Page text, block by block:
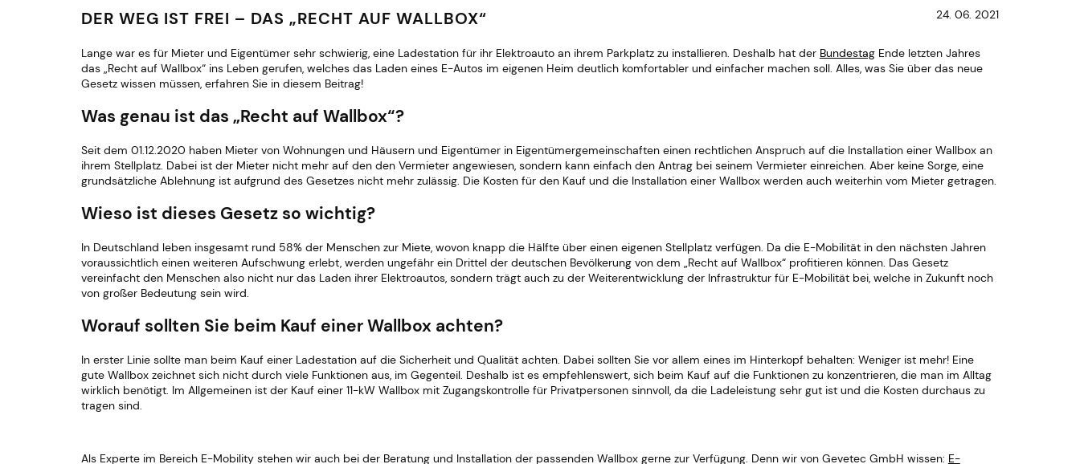
DER WEG IST FREI – DAS „RECHT AUF WALLBOX“
Lange war es für Mieter und Eigentümer sehr schwierig, eine Ladestation für ihr Elektroauto an ihrem Parkplatz zu installieren. Deshalb hat der BundestagEnde letzten Jahres
das „Recht auf Wallbox“ ins Leben gerufen, welches das Laden eines E-Autos im eigenen Heim deutlich komfortabler und einfacher machen soll. Alles, was Sie über das neue
Gesetz wissen müssen, erfahren Sie in diesem Beitrag!
Was genau ist das „Recht auf Wallbox“?
Seit dem 01.12.2020 haben Mieter von Wohnungen und Häusern und Eigentümer in Eigentümergemeinschaften einen rechtlichen Anspruch auf die Installation einer Wallbox an
ihrem Stellplatz. Dabei ist der Mieter nicht mehr auf den den Vermieter angewiesen, sondern kann einfach den Antrag bei seinem Vermieter einreichen. Aber keine Sorge, eine
grundsätzliche Ablehnung ist aufgrund des Gesetzes nicht mehr zulässig. Die Kosten für den Kauf und die Installation einer Wallbox werden auch weiterhin vom Mieter getragen.
Wieso ist dieses Gesetz so wichtig?
In Deutschland leben insgesamt rund 58% der Menschen zur Miete, wovon knapp die Hälfte über einen eigenen Stellplatz verfügen. Da die E-Mobilität in den nächsten Jahren
voraussichtlich einen weiteren Aufschwung erlebt, werden ungefähr ein Drittel der deutschen Bevölkerung von dem „Recht auf Wallbox“ profitieren können. Das Gesetz
vereinfacht den Menschen also nicht nur das Laden ihrer Elektroautos, sondern trägt auch zu der Weiterentwicklung der Infrastruktur für E-Mobilität bei, welche in Zukunft noch
von großer Bedeutung sein wird.
Worauf sollten Sie beim Kauf einer Wallbox achten?
In erster Linie sollte man beim Kauf einer Ladestation auf die Sicherheit und Qualität achten. Dabei sollten Sie vor allem eines im Hinterkopf behalten: Weniger ist mehr! Eine
gute Wallbox zeichnet sich nicht durch viele Funktionen aus, im Gegenteil. Deshalb ist es empfehlenswert, sich beim Kauf auf die Funktionen zu konzentrieren, die man im Alltag
wirklich benötigt. Im Allgemeinen ist der Kauf einer 11-kW Wallbox mit Zugangskontrolle für Privatpersonen sinnvoll, da die Ladeleistung sehr gut ist und die Kosten durchaus zu
tragen sind.
Als Experte im Bereich E-Mobility stehen wir auch bei der Beratung und Installation der passenden Wallbox gerne zur Verfügung. Denn wir von Gevetec GmbH wissen: E-
24. 06. 2021